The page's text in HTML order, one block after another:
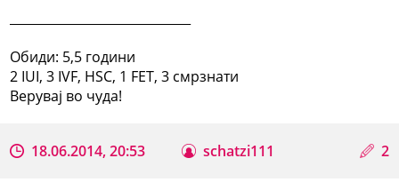
Обиди: 5,5 години
2 IUI, 3 IVF, HSC, 1 FET, 3 смрзнати
Верувај во чуда!
18.06.2014, 20:53 schatzi111 2